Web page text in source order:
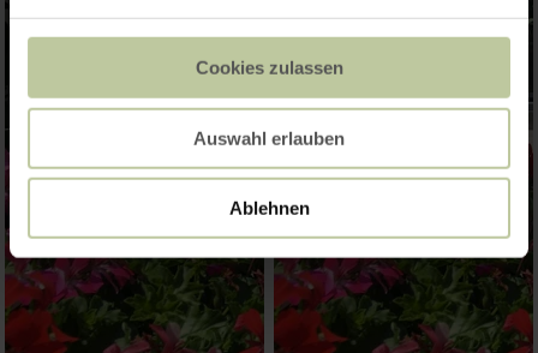
Cookies zulassen
Auswahl erlauben
Ablehnen